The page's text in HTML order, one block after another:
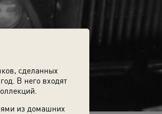
сделанных
В него входят
из домашних